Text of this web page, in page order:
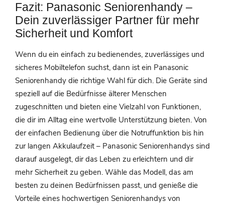
Fazit: Panasonic Seniorenhandy –
Dein zuverlässiger Partner für mehr
Sicherheit und Komfort
Wenn du ein einfach zu bedienendes, zuverlässiges und
sicheres Mobiltelefon suchst, dann ist ein Panasonic
Seniorenhandy die richtige Wahl für dich. Die Geräte sind
speziell auf die Bedürfnisse älterer Menschen
zugeschnitten und bieten eine Vielzahl von Funktionen,
die dir im Alltag eine wertvolle Unterstützung bieten. Von
der einfachen Bedienung über die Notruffunktion bis hin
zur langen Akkulaufzeit – Panasonic Seniorenhandys sind
darauf ausgelegt, dir das Leben zu erleichtern und dir
mehr Sicherheit zu geben. Wähle das Modell, das am
besten zu deinen Bedürfnissen passt, und genieße die
Vorteile eines hochwertigen Seniorenhandys von